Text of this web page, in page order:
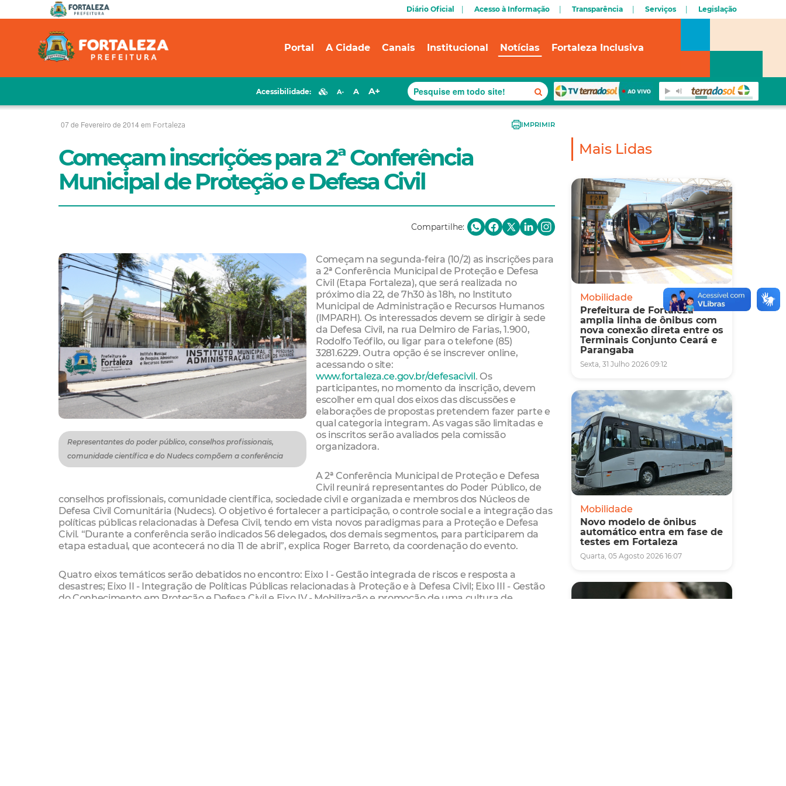
Diário Oficial Acesso à Informação Transparência Serviços Legislação
Portal A Cidade Canais Institucional Notícias Fortaleza Inclusiva
Acessibilidade: A- A A+
07 de Fevereiro de 2014 em Fortaleza IMPRIMIR
Começam inscrições para 2ª Conferência
Municipal de Proteção e Defesa Civil
Compartilhe:
Representantes do poder público, conselhos profissionais,
comunidade científica e do Nudecs compõem a conferência
Começam na segunda-feira (10/2) as inscrições para
a 2ª Conferência Municipal de Proteção e Defesa
Civil (Etapa Fortaleza), que será realizada no
próximo dia 22, de 7h30 às 18h, no Instituto
Municipal de Administração e Recursos Humanos
(IMPARH). Os interessados devem se dirigir à sede
da Defesa Civil, na rua Delmiro de Farias, 1.900,
Rodolfo Teófilo, ou ligar para o telefone (85)
3281.6229. Outra opção é se inscrever online,
acessando o site:
www.fortaleza.ce.gov.br/defesacivil. Os
participantes, no momento da inscrição, devem
escolher em qual dos eixos das discussões e
elaborações de propostas pretendem fazer parte e
qual categoria integram. As vagas são limitadas e
os inscritos serão avaliados pela comissão
organizadora.
A 2ª Conferência Municipal de Proteção e Defesa
Civil reunirá representantes do Poder Público, de
conselhos profissionais, comunidade científica, sociedade civil e organizada e membros dos Núcleos de
Defesa Civil Comunitária (Nudecs). O objetivo é fortalecer a participação, o controle social e a integração das
políticas públicas relacionadas à Defesa Civil, tendo em vista novos paradigmas para a Proteção e Defesa
Civil. “Durante a conferência serão indicados 56 delegados, dos demais segmentos, para participarem da
etapa estadual, que acontecerá no dia 11 de abril”, explica Roger Barreto, da coordenação do evento.
Quatro eixos temáticos serão debatidos no encontro: Eixo I - Gestão integrada de riscos e resposta a
desastres; Eixo II - Integração de Políticas Públicas relacionadas à Proteção e à Defesa Civil; Eixo III - Gestão
do Conhecimento em Proteção e Defesa Civil e Eixo IV - Mobilização e promoção de uma cultura de
Mais Lidas
Mobilidade
Prefeitura de Fortaleza
amplia linha de ônibus com
nova conexão direta entre os
Terminais Conjunto Ceará e
Parangaba
Sexta, 31 Julho 2026 09:12
Mobilidade
Novo modelo de ônibus
automático entra em fase de
testes em Fortaleza
Quarta, 05 Agosto 2026 16:07